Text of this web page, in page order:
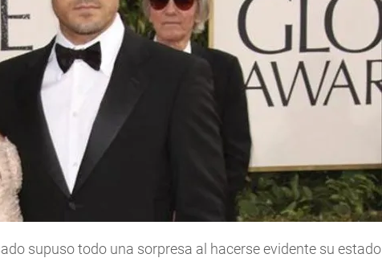
supuso todo una sorpresa al hacerse evidente su estado